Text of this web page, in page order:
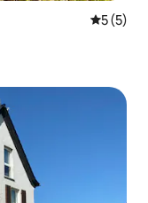
คะแนนเฉ
5 (5)